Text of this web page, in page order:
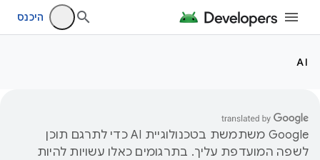
היכנס
AI
‫Google משתמשת בטכנולוגיית AI כדי לתרגם תוכן
לשפה המועדפת עליך. בתרגומים כאלו עשויות להיות